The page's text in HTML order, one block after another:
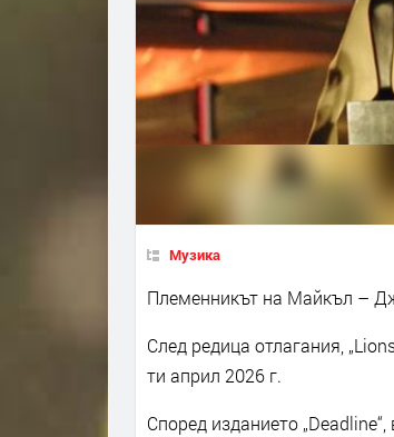
Музика
Племенникът на Майкъл –
След редица отлагания,
ти април 2026 г.
Според изданието